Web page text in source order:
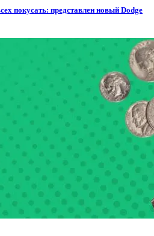
покусать: представлен новый Dodge